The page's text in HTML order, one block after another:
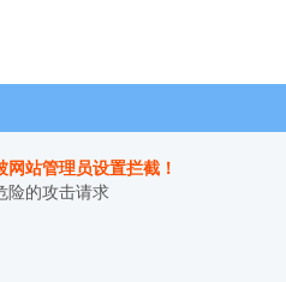
站管理员设置拦截！
险的攻击请求